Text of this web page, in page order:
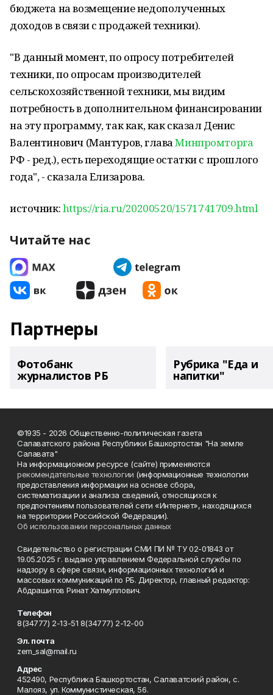
бюджета на возмещение недополученных
доходов в связи с продажей техники).
"В данный момент, по опросу потребителей
техники, по опросам производителей
сельскохозяйственной техники, мы видим
потребность в дополнительном финансировании
на эту программу, так как, как сказал Денис
Валентинович (Мантуров, главаМинпромторга
РФ - ред.), есть переходящие остатки с прошлого
года", - сказала Елизарова.
источник:https://ria.ru/20200520/1571741709.html
Читайте нас
Партнеры
Фотобанк
журналистов РБ
Рубрика "Еда и
напитки"
©1935 - 2026 Общественно-политическая газета
Салаватского района Республики Башкортостан "На земле
Салавата"
На информационном ресурсе (сайте) применяются
рекомендательные технологии (информационные технологии
предоставления информации на основе сбора,
систематизации и анализа сведений, относящихся к
предпочтениям пользователей сети «Интернет», находящихся
на территории Российской Федерации).
Об использовании персональных данных
Свидетельство о регистрации СМИ ПИ № ТУ 02-01843 от
19.05.2025 г. выдано управлением Федеральной службы по
надзору в сфере связи, информационных технологий и
массовых коммуникаций по РБ. Директор, главный редактор:
Абдрашитов Ринат Хатмуллович.
Телефон
8(34777) 2-13-51 8(34777) 2-12-00
Эл. почта
zem_sal@mail.ru
Адрес
452490, Республика Башкортостан, Салаватский район, с.
Малояз, ул. Коммунистическая, 56.